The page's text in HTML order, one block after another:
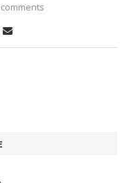
comments